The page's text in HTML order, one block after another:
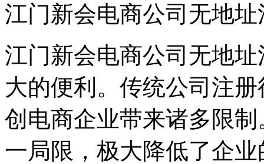
江门新会电商公司无地
江门新会电商公司无地
大的便利。传统公司注
创电商企业带来诸多限
一局限，极大降低了企